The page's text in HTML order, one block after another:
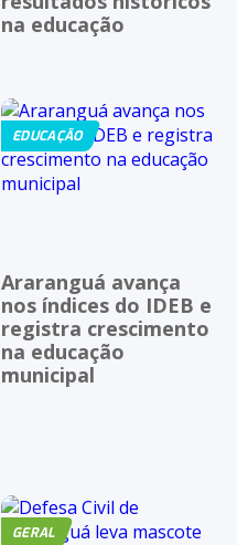
na educação
EDUCAÇÃO
Araranguá avança
nos índices do IDEB e
registra crescimento
na educação
municipal
GERAL